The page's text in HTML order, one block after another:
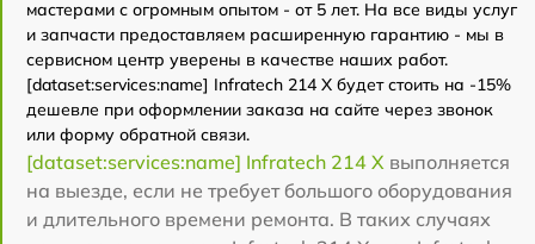
мастерами с огромным опытом - от 5 лет. На все виды услуг
и запчасти предоставляем расширенную гарантию - мы в
сервисном центр уверены в качестве наших работ.
[dataset:services:name] Infratech 214 Х будет стоить на -15%
дешевле при оформлении заказа на сайте через звонок
или форму обратной связи.
[dataset:services:name] Infratech 214 Х выполняется
на выезде, если не требует большого оборудования
и длительного времени ремонта. В таких случаях